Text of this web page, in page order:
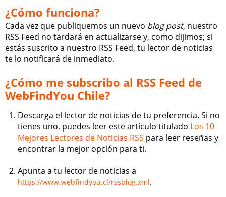
¿Cómo funciona?
Cada vez que publiquemos un nuevo blog post, nuestro
RSS Feed no tardará en actualizarse y, como dijimos; si
estás suscrito a nuestro RSS Feed, tu lector de noticias
te lo notificará de inmediato.
¿Cómo me subscribo al RSS Feed de
WebFindYou Chile?
Descarga el lector de noticias de tu preferencia. Si no
tienes uno, puedes leer este artículo titulado Los 10
Mejores Lectores de Noticias RSS para leer reseñas y
encontrar la mejor opción para ti.
Apunta a tu lector de noticias a
https://www.webfindyou.cl/rssblog.xml.